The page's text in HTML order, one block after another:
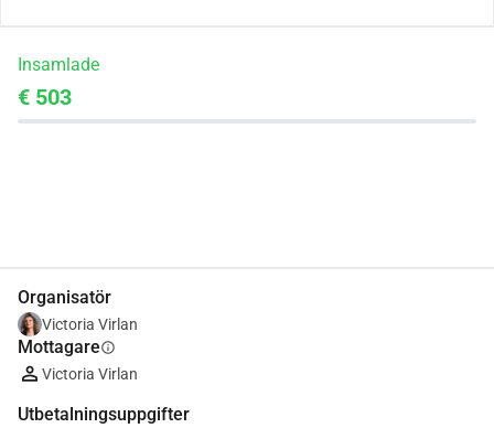
Insamlade
€ 503
Organisatör
Victoria Virlan
Mottagareinfo
Victoria Virlan
Utbetalningsuppgifter